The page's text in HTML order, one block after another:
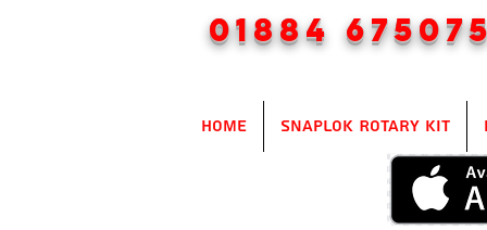
01884
Home SnapLok Rotary Kit